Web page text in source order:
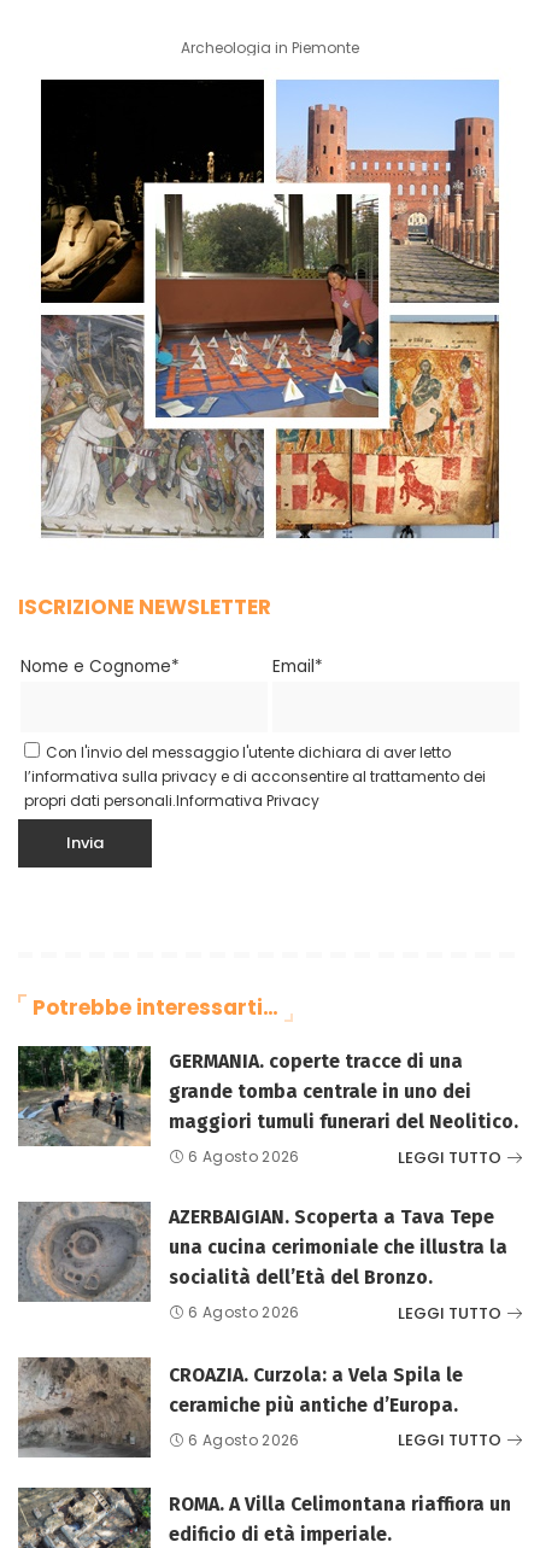
Archeologia in Piemonte
ISCRIZIONE NEWSLETTER
Nome e Cognome* Email*
Con l'invio del messaggio l'utente dichiara di aver letto
l’informativa sulla privacy e di acconsentire al trattamento dei
propri dati personali.Informativa Privacy
Potrebbe interessarti…
GERMANIA. coperte tracce di una
grande tomba centrale in uno dei
maggiori tumuli funerari del Neolitico.
6 Agosto 2026 LEGGI TUTTO
AZERBAIGIAN. Scoperta a Tava Tepe
una cucina cerimoniale che illustra la
socialità dell’Età del Bronzo.
6 Agosto 2026 LEGGI TUTTO
CROAZIA. Curzola: a Vela Spila le
ceramiche più antiche d’Europa.
6 Agosto 2026 LEGGI TUTTO
ROMA. A Villa Celimontana riaffiora un
edificio di età imperiale.